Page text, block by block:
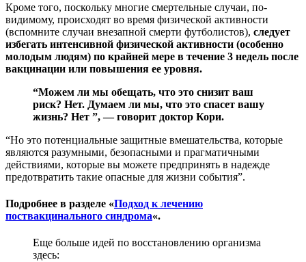
Кроме того, поскольку многие смертельные случаи, по-
видимому, происходят во время физической активности
(вспомните случаи внезапной смерти футболистов), следует
избегать интенсивной физической активности (особенно
молодым людям) по крайней мере в течение 3 недель после
вакцинации или повышения ее уровня.
“Можем ли мы обещать, что это снизит ваш
риск? Нет. Думаем ли мы, что это спасет вашу
жизнь? Нет ”, — говорит доктор Кори.
“Но это потенциальные защитные вмешательства, которые
являются разумными, безопасными и прагматичными
действиями, которые вы можете предпринять в надежде
предотвратить такие опасные для жизни события”.
Подробнее в разделе «Подход к лечению
поствакцинального синдрома«.
Еще больше идей по восстановлению организма
здесь: